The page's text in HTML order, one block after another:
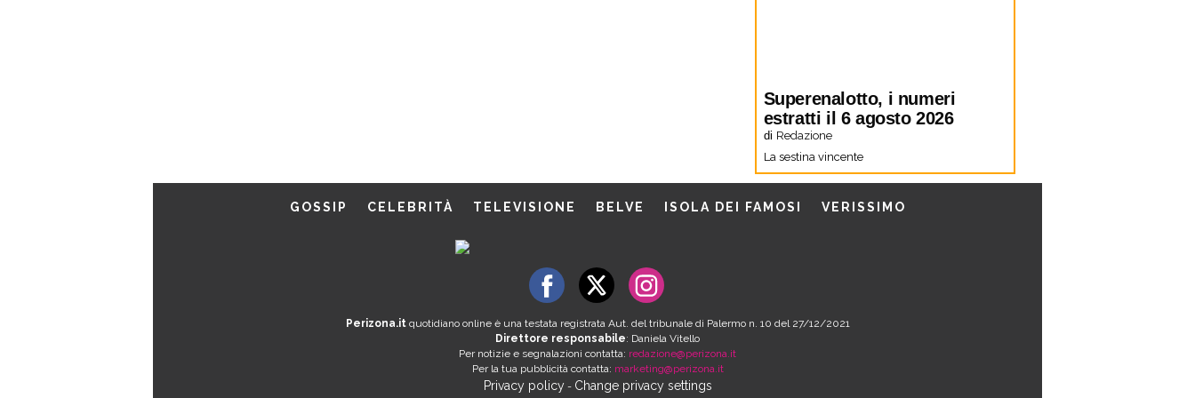
Superenalotto, i numeri
estratti il 6 agosto 2026
di Redazione
La sestina vincente
GOSSIP CELEBRITÀ TELEVISIONE BELVE ISOLA DEI FAMOSI VERISSIMO
Perizona.itquotidiano online è una testata registrata Aut. del tribunale di Palermo n. 10 del 27/12/2021
Direttore responsabile: Daniela Vitello
Per notizie e segnalazioni contatta: redazione@perizona.it
Per la tua pubblicità contatta: marketing@perizona.it
Privacy policy- Change privacy settings